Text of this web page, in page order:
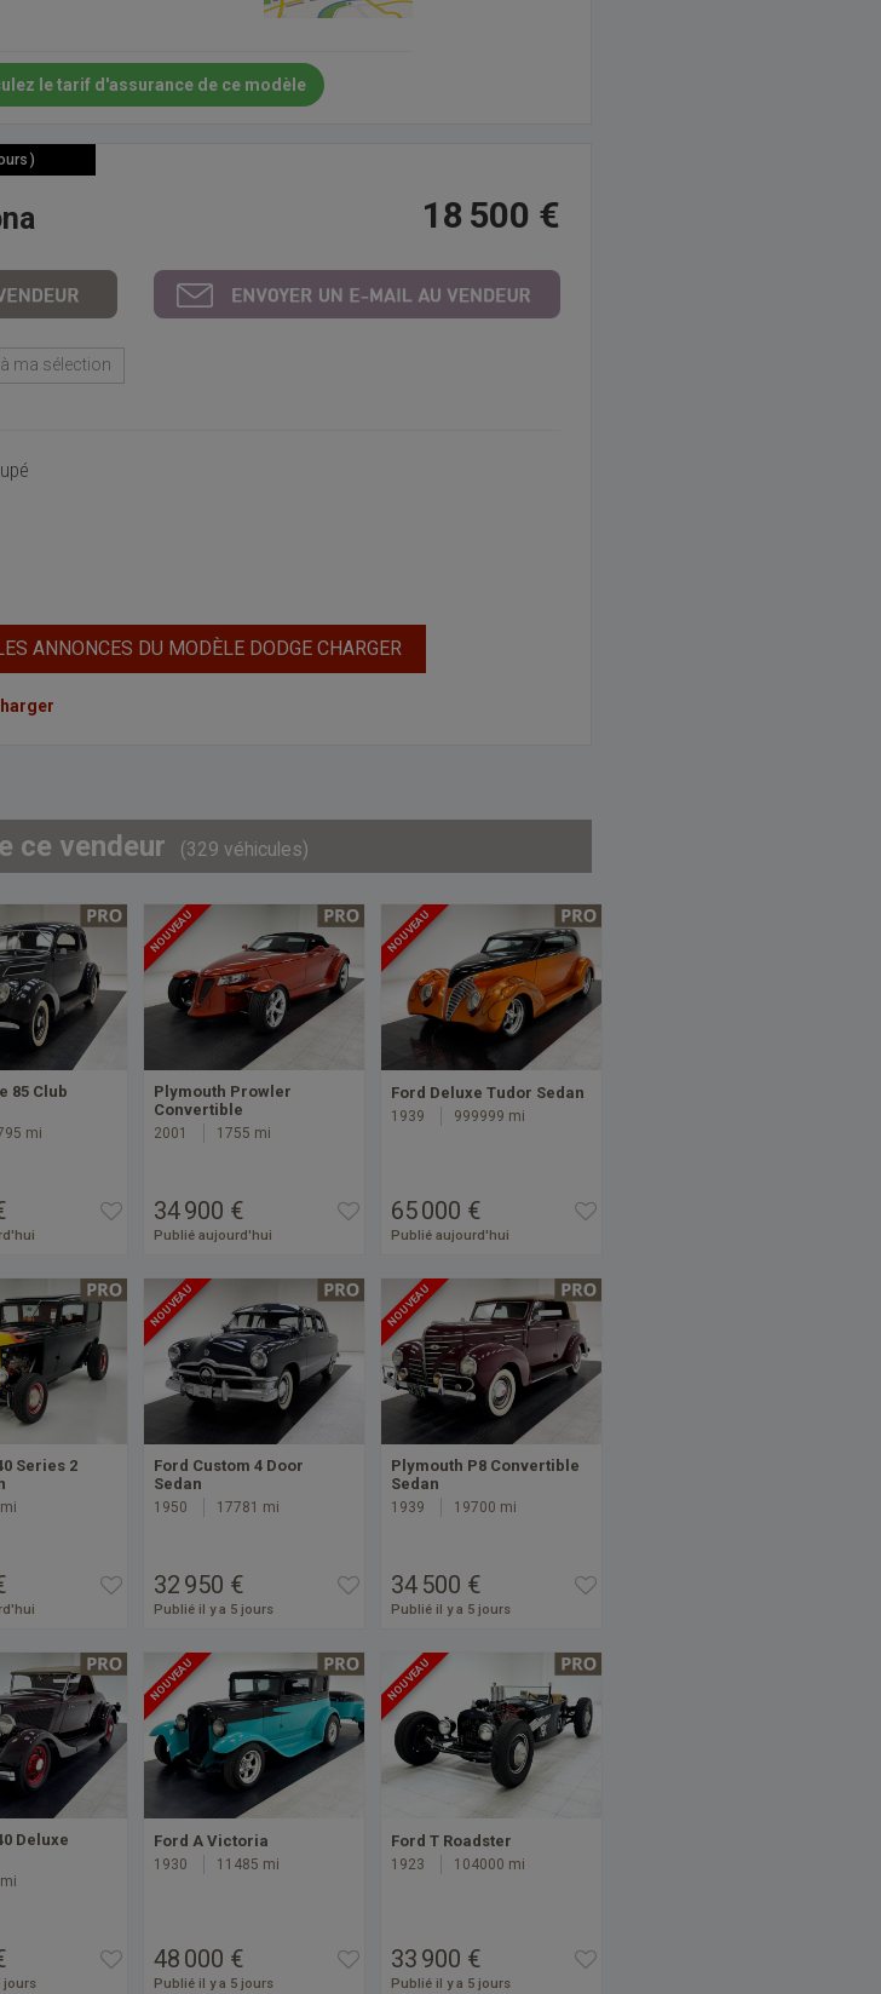
le tarif d'assurance de ce modèle
)
18 500 €
ma sélection
ANNONCES DU MODÈLE DODGE CHARGER
ce vendeur (329 véhicules)
85 Club
mi
NOUVEAU
Plymouth Prowler
Convertible
2001 1755 mi
34 900 €
Publié aujourd'hui
NOUVEAU
Ford Deluxe Tudor Sedan
1939 999999 mi
65 000 €
Publié aujourd'hui
Series 2
NOUVEAU
Ford Custom 4 Door
Sedan
1950 17781 mi
32 950 €
Publié il y a 5 jours
NOUVEAU
Plymouth P8 Convertible
Sedan
1939 19700 mi
34 500 €
Publié il y a 5 jours
Deluxe
jours
NOUVEAU
Ford A Victoria
1930 11485 mi
48 000 €
Publié il y a 5 jours
NOUVEAU
Ford T Roadster
1923 104000 mi
33 900 €
Publié il y a 5 jours